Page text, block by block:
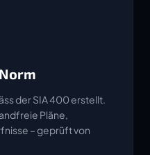
der SIA 400 erstellt.
Pläne,
– geprüft von